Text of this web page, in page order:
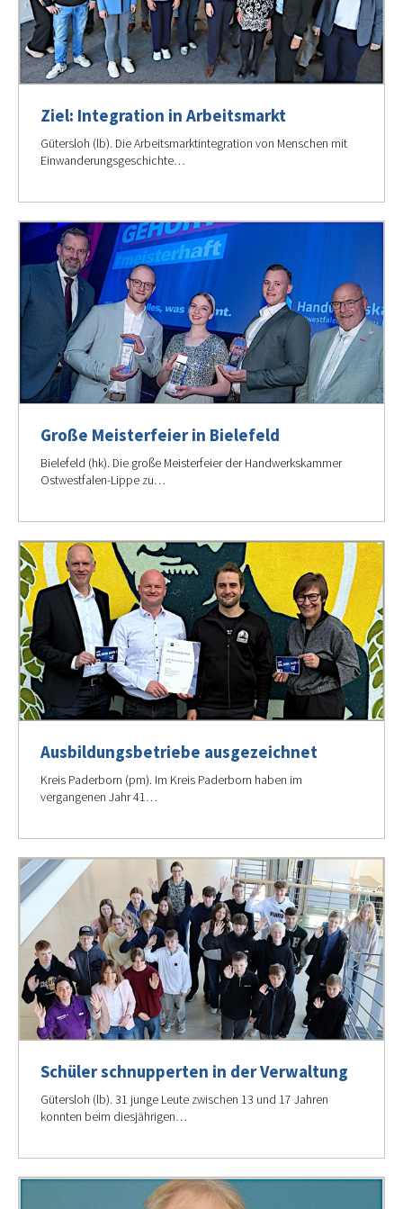
Ziel: Integration in Arbeitsmarkt
Gütersloh (lb). Die Arbeitsmarktintegration von Menschen mit
Einwanderungsgeschichte…
Große Meisterfeier in Bielefeld
Bielefeld (hk). Die große Meisterfeier der Handwerkskammer
Ostwestfalen-Lippe zu…
Ausbildungsbetriebe ausgezeichnet
Kreis Paderborn (pm). Im Kreis Paderborn haben im
vergangenen Jahr 41…
Schüler schnupperten in der Verwaltung
Gütersloh (lb). 31 junge Leute zwischen 13 und 17 Jahren
konnten beim diesjährigen…